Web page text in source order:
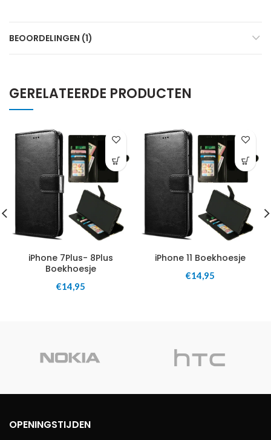
BEOORDELINGEN (1)
GERELATEERDE PRODUCTEN
iPhone 7Plus- 8Plus
Boekhoesje
€14,95
iPhone 11 Boekhoesje
€14,95
OPENINGSTIJDEN